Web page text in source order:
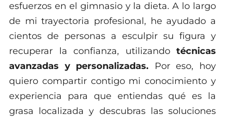
esfuerzos en el gimnasio y la dieta. A lo largo
de mi trayectoria profesional, he ayudado a
cientos de personas a esculpir su figura y
recuperar la confianza, utilizando técnicas
avanzadas y personalizadas. Por eso, hoy
quiero compartir contigo mi conocimiento y
experiencia para que entiendas qué es la
grasa localizada y descubras las soluciones